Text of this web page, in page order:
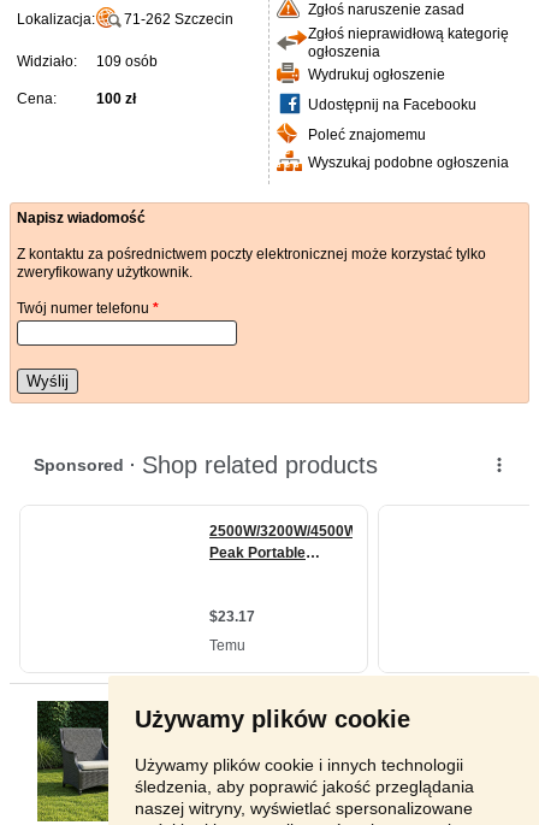
Używamy plików cookie
Używamy plików cookie i innych technologii
śledzenia, aby poprawić jakość przeglądania
naszej witryny, wyświetlać spersonalizowane
Lokalizacja: 71-262 Szczecin
Widziało: 109 osób
Cena: 100 zł
Zgłoś naruszenie zasad
Zgłoś nieprawidłową kategorię
ogłoszenia
Wydrukuj ogłoszenie
Udostępnij na Facebooku
Poleć znajomemu
Wyszukaj podobne ogłoszenia
Napisz wiadomość
Z kontaktu za pośrednictwem poczty elektronicznej może korzystać tylko
zweryfikowany użytkownik.
Twój numer telefonu *
Wyślij